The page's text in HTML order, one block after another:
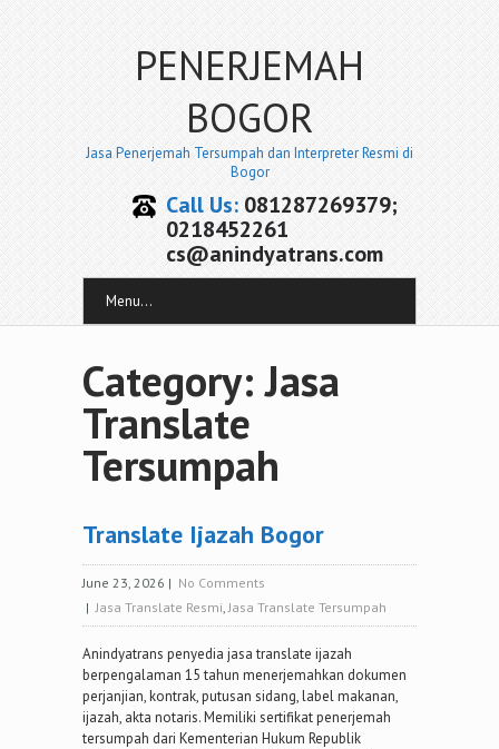
PENERJEMAH
BOGOR
Jasa Penerjemah Tersumpah dan Interpreter Resmi di
Bogor
Call Us:081287269379;
0218452261
cs@anindyatrans.com
Menu...
Category: Jasa
Translate
Tersumpah
Translate Ijazah Bogor
June 23, 2026 | No Comments
|Jasa Translate Resmi,Jasa Translate Tersumpah
Anindyatrans penyedia jasa translate ijazah
berpengalaman 15 tahun menerjemahkan dokumen
perjanjian, kontrak, putusan sidang, label makanan,
ijazah, akta notaris. Memiliki sertifikat penerjemah
tersumpah dari Kementerian Hukum Republik